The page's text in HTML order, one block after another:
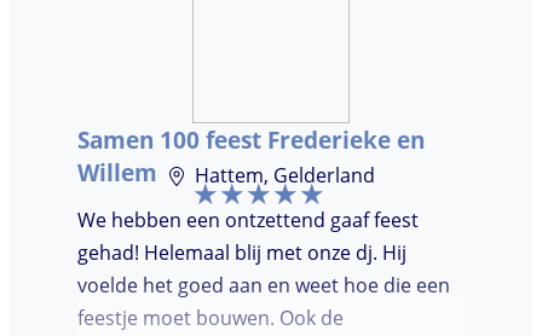
Samen 100 feest Frederieke en
Willem
Hattem, Gelderland
We hebben een ontzettend gaaf feest
gehad! Helemaal blij met onze dj. Hij
voelde het goed aan en weet hoe die een
feestje moet bouwen. Ook de